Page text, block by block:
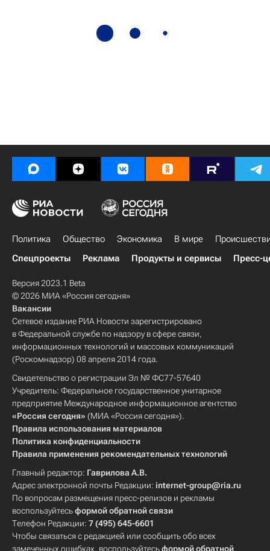
Политика Общество Экономика В мире
Спецпроекты
Реклама Продукты и сервисы Пресс-
Версия 2023.1 Beta
© 2026 МИА «Россия сегодня»
Вакансии
Сетевое издание РИА Новости зарегистрировано
в Федеральной службе по надзору в сфере связи,
информационных технологий и массовых коммуникаций
(Роскомнадзор) 08 апреля 2014 года.
Свидетельство о регистрации Эл № ФС77-57640
Учредитель: Федеральное государственное унитарное
предприятие Международное информационное агентство
«Россия сегодня» (МИА «Россия сегодня»).
Правила использования материалов
Политика конфиденциальности
Правила применения рекомендательных технологий
Главный редактор: Гаврилова А.В.
Адрес электронной почты Редакции: internet-group@ria.ru
По вопросам размещения пресс-релизов и рекламы
воспользуйтесьформой обратной связи
Телефон Редакции: 7 (495) 645-6601
Чтобы связаться с редакцией или сообщить обо всех
замеченных ошибках, воспользуйтесьформой обратной